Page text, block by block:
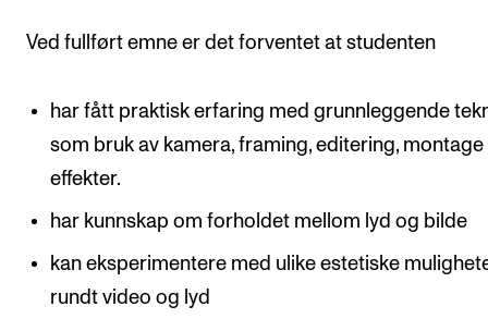
Samarbeidsprosjekter
IN.TUNE
AKTUELT
Arrangementer og konserter
Nyheter og historier
Ledige stillinger
Ved fullført emne er det forventet at studenten
har fått praktisk erfaring med grunnleggende
som bruk av kamera, framing, editering,
effekter.
har kunnskap om forholdet mellom lyd og bilde
kan eksperimentere med ulike estetiske
rundt video og lyd